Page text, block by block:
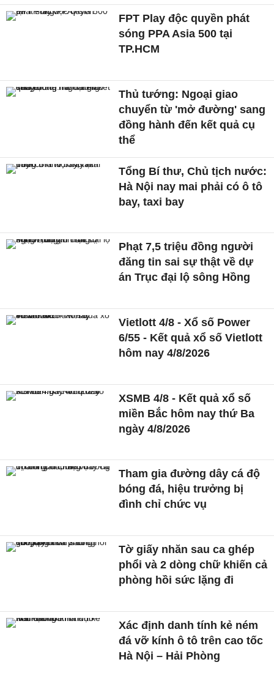
FPT Play độc quyền phát
sóng PPA Asia 500 tại
TP.HCM
Thủ tướng: Ngoại giao
chuyển từ 'mở đường' sang
đồng hành đến kết quả cụ
thể
Tổng Bí thư, Chủ tịch nước:
Hà Nội nay mai phải có ô tô
bay, taxi bay
Phạt 7,5 triệu đồng người
đăng tin sai sự thật về dự
án Trục đại lộ sông Hồng
Vietlott 4/8 - Xổ số Power
6/55 - Kết quả xổ số Vietlott
hôm nay 4/8/2026
XSMB 4/8 - Kết quả xổ số
miền Bắc hôm nay thứ Ba
ngày 4/8/2026
Tham gia đường dây cá độ
bóng đá, hiệu trưởng bị
đình chỉ chức vụ
Tờ giấy nhăn sau ca ghép
phổi và 2 dòng chữ khiến cả
phòng hồi sức lặng đi
Xác định danh tính kẻ ném
đá vỡ kính ô tô trên cao tốc
Hà Nội – Hải Phòng